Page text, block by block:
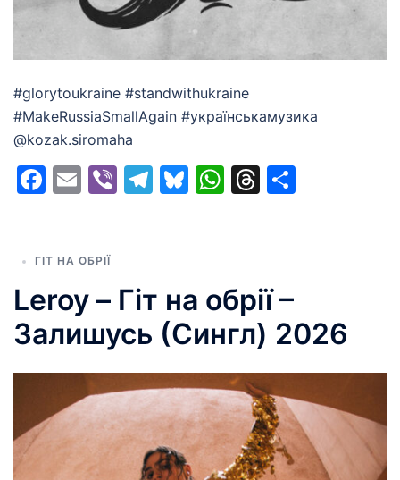
#glorytoukraine #standwithukraine
#MakeRussiaSmallAgain #українськамузика
@kozak.siromaha
Facebook
EmailViberTelegram
Bluesky
WhatsApp
Threads
ГІТ НА ОБРІЇ
Leroy – Гіт на обрії –
Залишусь (Сингл) 2026